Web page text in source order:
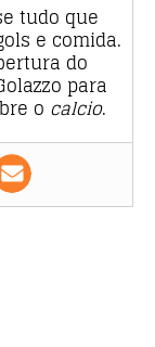
tudo que
e comida.
do
para
o calcio.